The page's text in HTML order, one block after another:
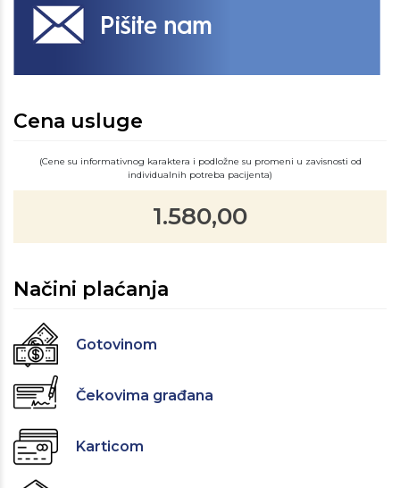
Cena usluge
(Cene su informativnog karaktera i podložne su promeni u zavisnosti od
individualnih potreba pacijenta)
1.580,00
Načini plaćanja
Gotovinom
Čekovima građana
Karticom